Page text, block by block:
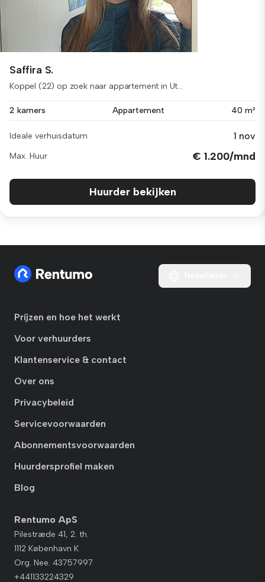
Saffira S.
Koppel (22) op zoek naar appartement in Ut...
2 kamers Appartement 40 m²
Ideale verhuisdatum 1 nov
Max. Huur € 1.200/mnd
Huurder bekijken
Prijzen en hoe het werkt
Voor verhuurders
Klantenservice & contact
Over ons
Privacybeleid
Servicevoorwaarden
Abonnementsvoorwaarden
Huurdersprofiel maken
Blog
Rentumo ApS
Pilestræde 41, 2. th.
1112 København K
Org. Nee. 43757997
+441133224329